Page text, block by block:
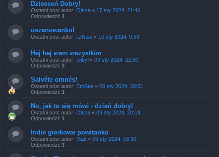
Dzieeeeń Dobry!
Ostatni post autor: Olsza « 17 sty 2024, 21:46
Odpowiedzi: 1
uszanowanko!
Ostatni post autor: itzNaix « 10 sty 2024, 0:53
Hej hej wam wszystkim
Ostatni post autor: tejbyl « 09 sty 2024, 22:50
Odpowiedzi: 3
Salvéte omnés!
Ostatni post autor: EmSee « 09 sty 2024, 20:51
Odpowiedzi: 1
No, jak to się mówi - dzień dobry!
Ostatni post autor: Olsza « 09 sty 2024, 20:14
Odpowiedzi: 1
Indie gierkowe powitanko
Ostatni post autor: Matt « 09 sty 2024, 16:30
Odpowiedzi: 3